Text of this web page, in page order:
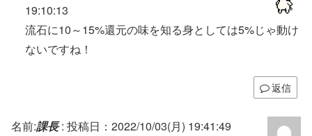
19:10:13
流石に10～15%還元の味を知る身としては5%じゃ動け
ないですね！
返信
名前:課長: 投稿日：2022/10/03(月) 19:41:49